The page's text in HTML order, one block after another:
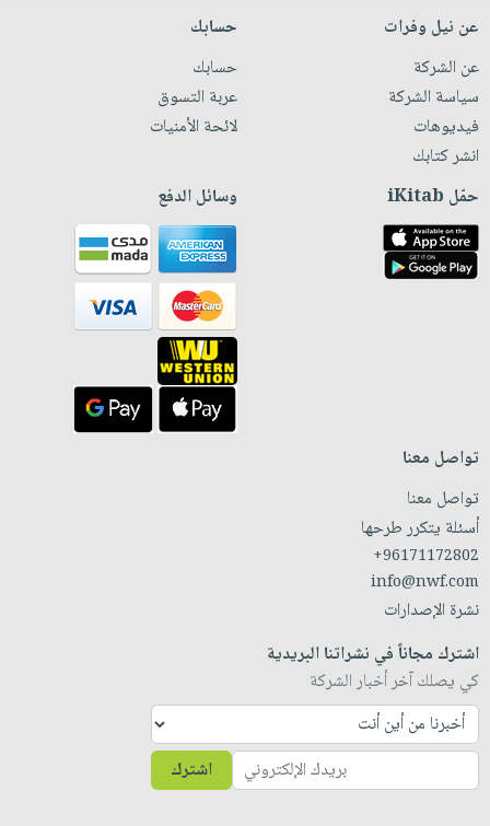
عن نيل وفرات
عن الشركة
سياسة الشركة
فيديوهات
انشر كتابك
حسابك
حسابك
عربة التسوق
لائحة الأمنيات
حمّل iKitab وسائل الدفع
تواصل معنا
تواصل معنا
أسئلة يتكرر طرحها
+96171172802
info@nwf.com
نشرة الإصدارات
اشترك مجاناً في نشراتنا البريدية
كي يصلك آخر أخبار الشركة
اشترك